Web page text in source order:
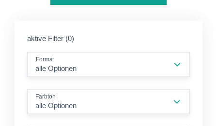
aktive Filter (0)
Format
Farbton
alle Optionen